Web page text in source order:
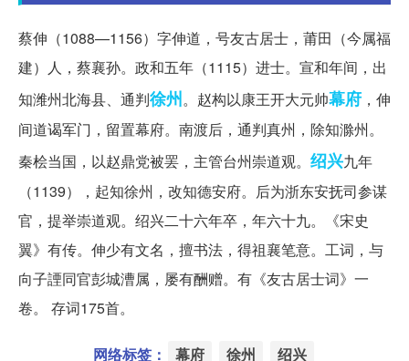
蔡伸（1088—1156）字伸道，号友古居士，莆田（今属福
建）人，蔡襄孙。政和五年（1115）进士。宣和年间，出
知潍州北海县、通判徐州。赵构以康王开大元帅幕府 ，伸
间道谒军门，留置幕府。南渡后，通判真州，除知滁州。
秦桧当国，以赵鼎党被罢，主管台州崇道观。 绍兴九年
（1139），起知徐州，改知德安府。后为浙东安抚司参谋
官，提举崇道观。绍兴二十六年卒，年六十九。《宋史
翼》有传。伸少有文名，擅书法，得祖襄笔意。工词，与
向子諲同官彭城漕属，屡有酬赠。有《友古居士词》一
卷。 存词175首。
网络标签： 幕府 徐州 绍兴